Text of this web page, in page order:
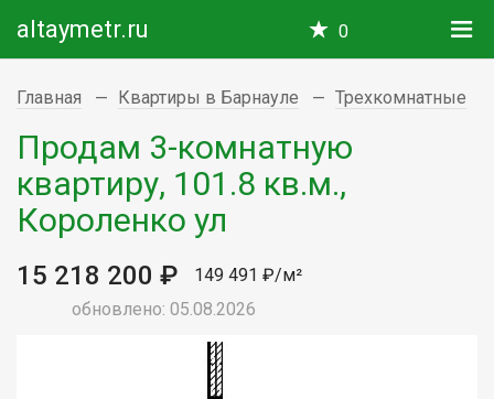
altaymetr.ru 0
Главная Квартиры в Барнауле Трехкомнатные
Продам 3-комнатную
квартиру, 101.8 кв.м.,
Короленко ул
15 218 200 ₽
149 491 ₽/м²
обновлено: 05.08.2026